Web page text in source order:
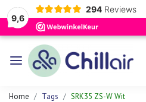
9,6
294 Reviews
Home Tags SRK35 ZS-W Wit